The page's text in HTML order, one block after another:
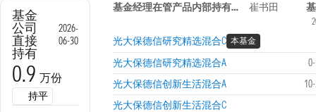
基金
公司
直接
持有
2026-
06-30
0.9 万份
持平
基金经理在管产品内部持有信息 崔书田
光大保德信研究精选混合C 本基金
光大保德信研究精选混合A
光大保德信创新生活混合A
光大保德信创新生活混合C